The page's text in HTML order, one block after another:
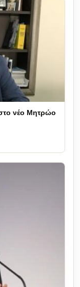
νέο Μητρώο